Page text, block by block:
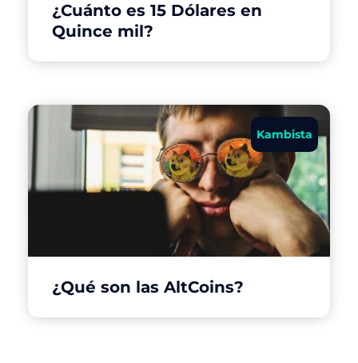
¿Cuánto es 15 Dólares en
Quince mil?
Kambista
¿Qué son las AltCoins?